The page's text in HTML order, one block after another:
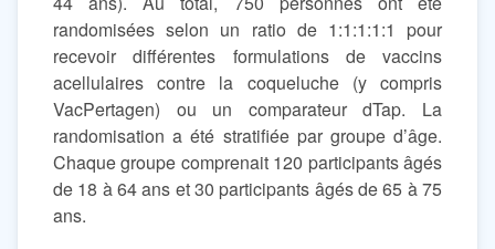
randomisées selon un ratio de 1:1:1:1:1 pour
recevoir différentes formulations de vaccins
acellulaires contre la coqueluche (y compris
VacPertagen) ou un comparateur dTap. La
randomisation a été stratifiée par groupe d’âge.
Chaque groupe comprenait 120 participants âgés
de 18 à 64 ans et 30 participants âgés de 65 à 75
ans.